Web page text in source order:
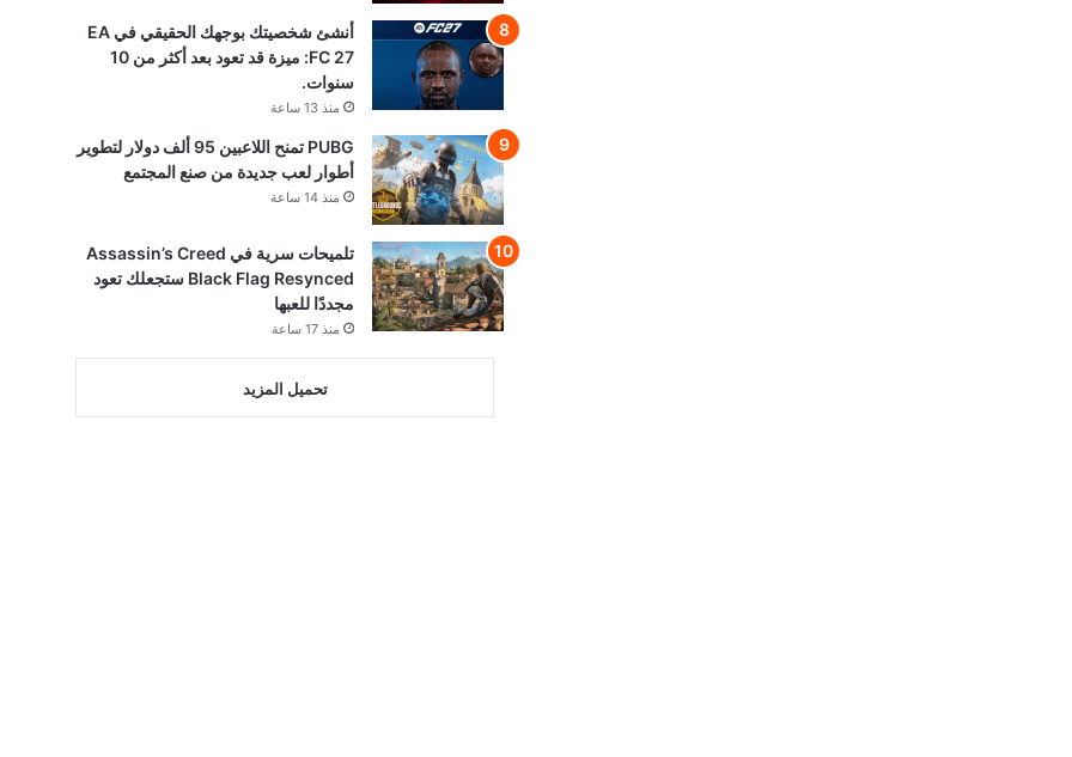
أنشئ شخصيتك بوجهك الحقيقي في EA
FC 27: ميزة قد تعود بعد أكثر من 10
سنوات.
منذ 13 ساعة
PUBG تمنح اللاعبين 95 ألف دولار لتطوير
أطوار لعب جديدة من صنع المجتمع
منذ 14 ساعة
تلميحات سرية في Assassin’s Creed
Black Flag Resynced ستجعلك تعود
مجددًا للعبها
منذ 17 ساعة
تحميل المزيد